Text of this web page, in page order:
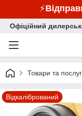
⚡
Офіційний
Товари та
Відкалібрований